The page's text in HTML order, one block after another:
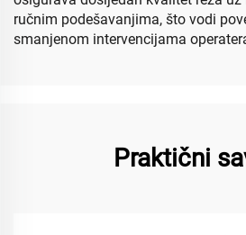
ručnim podešavanjima, što vodi
smanjenom intervencijama
Praktični